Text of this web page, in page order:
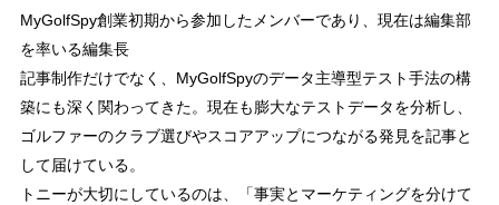
MyGolfSpy創業初期から参加したメンバーであり、現在は編集部
を率いる編集長
記事制作だけでなく、MyGolfSpyのデータ主導型テスト手法の構
築にも深く関わってきた。現在も膨大なテストデータを分析し、
ゴルファーのクラブ選びやスコアアップにつながる発見を記事と
して届けている。
トニーが大切にしているのは、「事実とマーケティングを分けて